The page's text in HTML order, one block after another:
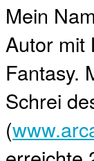
Mein
Autor mit
Fantasy.
Schrei
(